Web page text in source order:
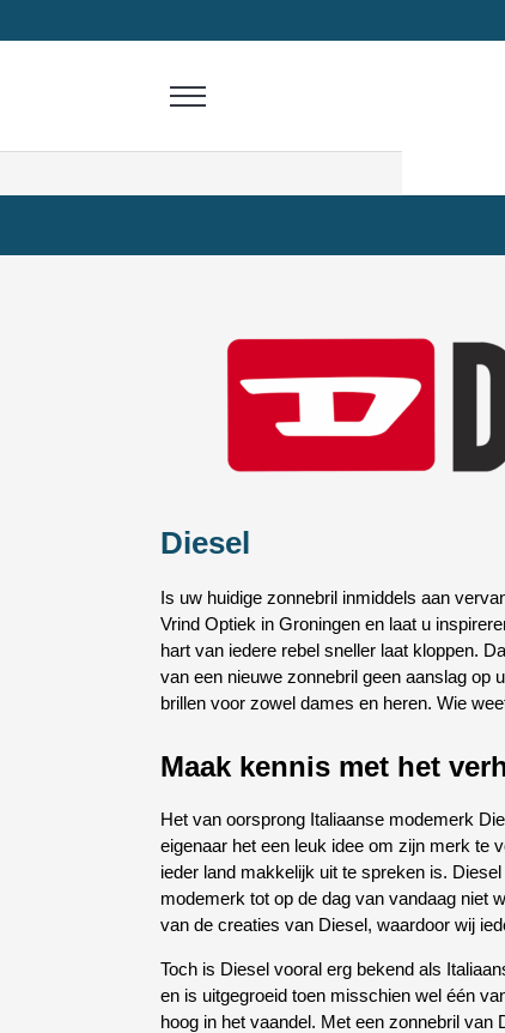
Diesel
Is uw huidige zonnebril inmiddels aan
Vrind Optiek in Groningen en laat u
hart van iedere rebel sneller laat kloppen.
van een nieuwe zonnebril geen aanslag op
brillen voor zowel dames en heren. Wie
Maak kennis met het
Het van oorsprong Italiaanse modemerk
eigenaar het een leuk idee om zijn merk te
ieder land makkelijk uit te spreken is.
modemerk tot op de dag van vandaag niet
van de creaties van Diesel, waardoor wij
Toch is Diesel vooral erg bekend als
en is uitgegroeid toen misschien wel één
hoog in het vaandel. Met een zonnebril